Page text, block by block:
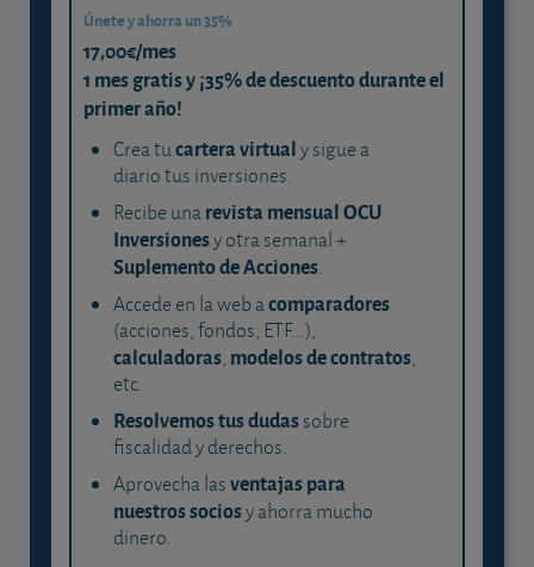
Únete y ahorra un 35%
17,00€/mes
1 mes gratis y ¡35% de descuento durante el
primer año!
Crea tucartera virtualy sigue a
diario tus inversiones.
Recibe unarevista mensual OCU
Inversionesy otra semanal +
Suplemento de Acciones.
Accede en la web acomparadores
(acciones, fondos, ETF...),
calculadoras, modelos de contratos,
etc.
Resolvemos tus dudassobre
fiscalidad y derechos.
Aprovecha lasventajas para
nuestros sociosy ahorra mucho
dinero.